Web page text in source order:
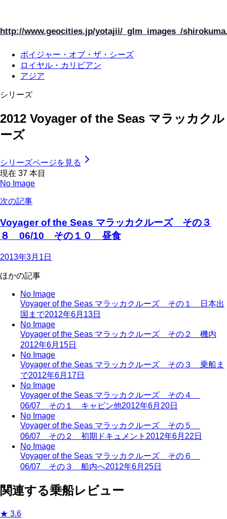
http://www.geocities.jp/yotajii/_glm_images_/
ボイジャー・オブ・ザ・シーズ
ロイヤル・カリビアン
アジア
シリーズ
2012 Voyager of the Seas マラッカクル
ーズ
シリーズページを見る
現在 37 本目
No Image
次の記事
Voyager of the Seas マラッカクルーズ その３
８ 06/10 その１０ 昼食
2013年3月1日
ほかの記事
No Image
Voyager of the Seas マラッカクルーズ その１ 日本出
国まで2012年6月13日
No Image
Voyager of the Seas マラッカクルーズ その２ 機内
2012年6月15日
No Image
Voyager of the Seas マラッカクルーズ その３ 乗船ま
で2012年6月17日
No Image
Voyager of the Seas マラッカクルーズ その４
06/07 その１ キャビン他2012年6月20日
No Image
Voyager of the Seas マラッカクルーズ その５
06/07 その２ 初期ドキュメント 2012年6月22日
No Image
Voyager of the Seas マラッカクルーズ その６
06/07 その３ 船内へ2012年6月25日
関連する乗船レビュー
★ 3.6